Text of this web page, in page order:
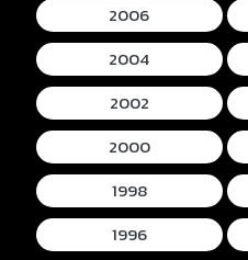
2006
2004
2002
2000
1998
1996